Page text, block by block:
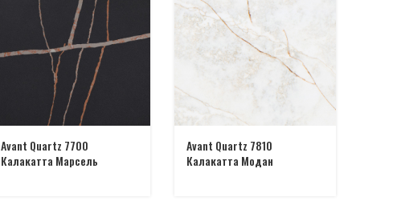
Avant Quartz 7700
Калакатта Марсель
Avant Quartz 7810
Калакатта Модан